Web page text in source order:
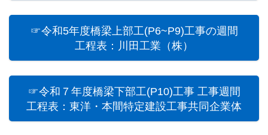
☞令和5年度橋梁上部⼯(P6~P9)⼯事の週間
工程表：川田工業（株）
☞令和７年度橋梁下部工(P10)工事 工事週間
工程表：東洋・本間特定建設工事共同企業体